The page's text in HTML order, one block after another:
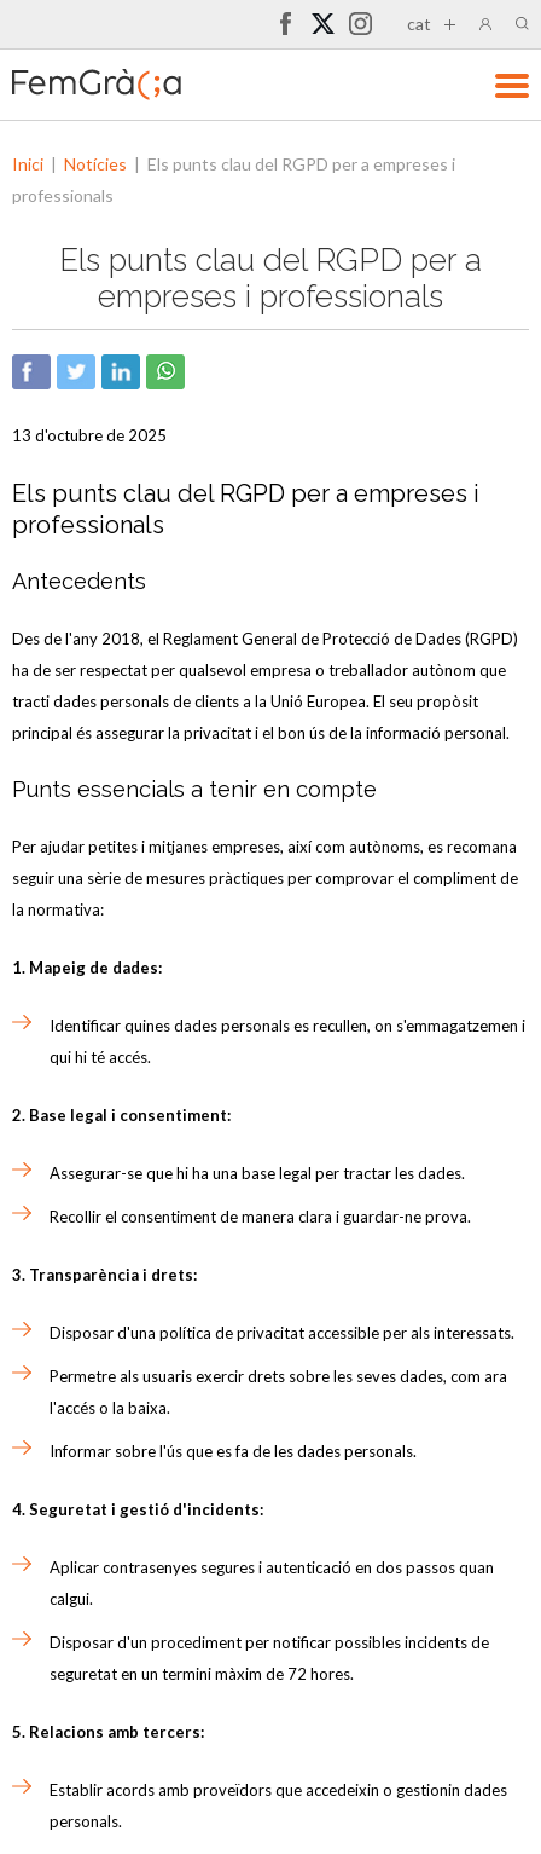
cat
Inici | Notícies | Els punts clau del RGPD per a empreses i
professionals
Els punts clau del RGPD per a
empreses i professionals
13 d'octubre de 2025
Els punts clau del RGPD per a empreses i
professionals
Antecedents
Des de l'any 2018, el Reglament General de Protecció de Dades (RGPD)
ha de ser respectat per qualsevol empresa o treballador autònom que
tracti dades personals de clients a la Unió Europea. El seu propòsit
principal és assegurar la privacitat i el bon ús de la informació personal.
Punts essencials a tenir en compte
Per ajudar petites i mitjanes empreses, així com autònoms, es recomana
seguir una sèrie de mesures pràctiques per comprovar el compliment de
la normativa:
1. Mapeig de dades:
Identificar quines dades personals es recullen, on s'emmagatzemen i
qui hi té accés.
2. Base legal i consentiment:
Assegurar-se que hi ha una base legal per tractar les dades.
Recollir el consentiment de manera clara i guardar-ne prova.
3. Transparència i drets:
Disposar d'una política de privacitat accessible per als interessats.
Permetre als usuaris exercir drets sobre les seves dades, com ara
l'accés o la baixa.
Informar sobre l'ús que es fa de les dades personals.
4. Seguretat i gestió d'incidents:
Aplicar contrasenyes segures i autenticació en dos passos quan
calgui.
Disposar d'un procediment per notificar possibles incidents de
seguretat en un termini màxim de 72 hores.
5. Relacions amb tercers:
Establir acords amb proveïdors que accedeixin o gestionin dades
personals.